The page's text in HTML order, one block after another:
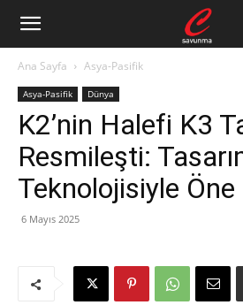
Ana Sayfa Asya-Pasifik
Asya-Pasifik Dünya
K2’nin Halefi K3
Resmileşti:
Teknolojisiyle Öne
6 Mayıs 2025